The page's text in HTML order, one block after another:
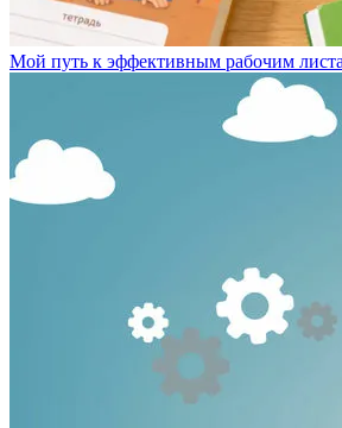
Мой путь к эффективным рабочим